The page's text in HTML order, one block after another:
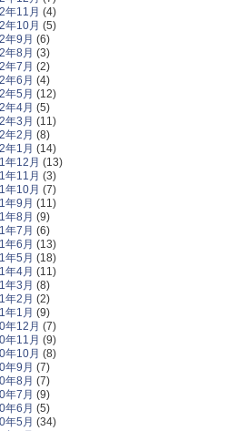
年11月 (4)
年10月 (5)
年9月 (6)
年8月 (3)
年7月 (2)
年6月 (4)
年5月 (12)
年4月 (5)
年3月 (11)
年2月 (8)
年1月 (14)
年12月 (13)
年11月 (3)
年10月 (7)
年9月 (11)
年8月 (9)
年7月 (6)
年6月 (13)
年5月 (18)
年4月 (11)
年3月 (8)
年2月 (2)
年1月 (9)
年12月 (7)
年11月 (9)
年10月 (8)
年9月 (7)
年8月 (7)
年7月 (9)
年6月 (5)
年5月 (34)